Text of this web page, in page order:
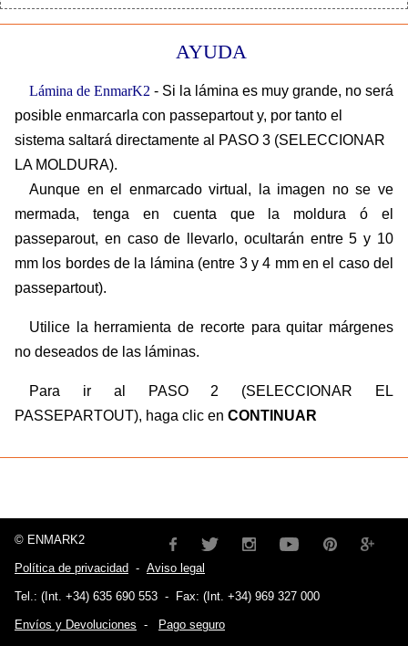
AYUDA
Lámina de EnmarK2 - Si la lámina es muy grande, no será
posible enmarcarla con passepartout y, por tanto el
sistema saltará directamente al PASO 3 (SELECCIONAR
LA MOLDURA).
Aunque en el enmarcado virtual, la imagen no se ve
mermada, tenga en cuenta que la moldura ó el
passeparout, en caso de llevarlo, ocultarán entre 5 y 10
mm los bordes de la lámina (entre 3 y 4 mm en el caso del
passepartout).
Utilice la herramienta de recorte para quitar márgenes
no deseados de las láminas.
Para ir al PASO 2 (SELECCIONAR EL
PASSEPARTOUT), haga clic en CONTINUAR
© ENMARK2
Política de privacidad - Aviso legal
Tel.: (Int. +34) 635 690 553 - Fax: (Int. +34) 969 327 000
Envíos y Devoluciones - Pago seguro